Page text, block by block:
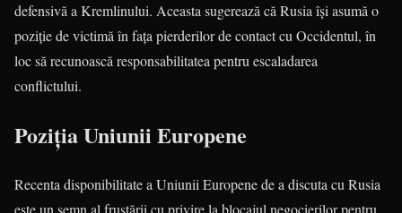
defensivă a Kremlinului. Aceasta sugerează că Rusia își asumă o
poziție de victimă în fața pierderilor de contact cu Occidentul, în
loc să recunoască responsabilitatea pentru escaladarea
conflictului.
Poziția Uniunii Europene
Recenta disponibilitate a Uniunii Europene de a discuta cu Rusia
este un semn al frustării cu privire la blocajul negocierilor pentru